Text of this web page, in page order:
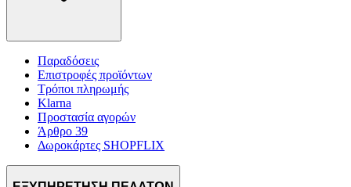
Παραδόσεις
Επιστροφές προϊόντων
Τρόποι πληρωμής
Klarna
Προστασία αγορών
Άρθρο 39
Δωροκάρτες SHOPFLIX